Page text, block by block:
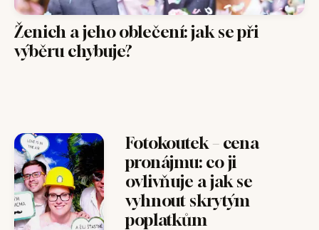
Ženich a jeho oblečení: jak se při
výběru chybuje?
Fotokoutek – cena
pronájmu: co ji
ovlivňuje a jak se
vyhnout skrytým
poplatkům